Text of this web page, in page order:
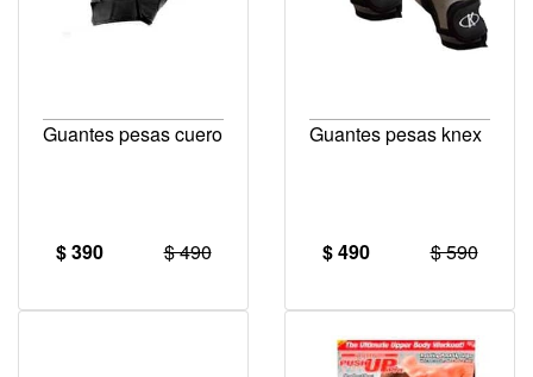
Guantes pesas cuero
$ 390 $ 490
Guantes pesas knex
$ 490 $ 590